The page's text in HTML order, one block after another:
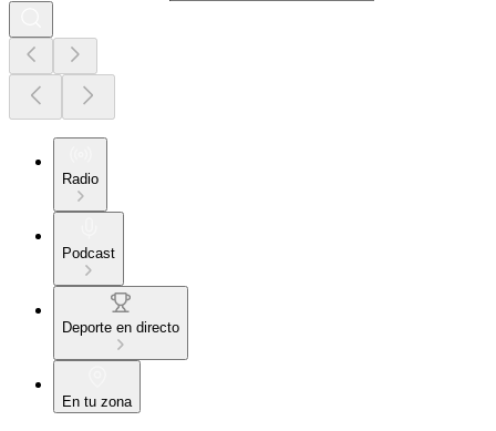
Radio
Podcast
Deporte en directo
En tu zona